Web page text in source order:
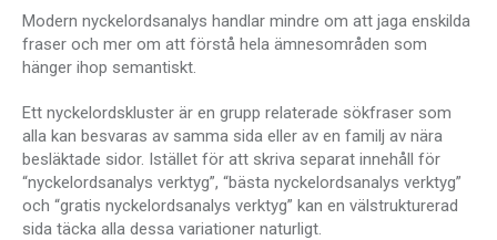
Modern nyckelordsanalys handlar mindre om att jaga enskilda
fraser och mer om att förstå hela ämnesområden som
hänger ihop semantiskt.
Ett nyckelordskluster är en grupp relaterade sökfraser som
alla kan besvaras av samma sida eller av en familj av nära
besläktade sidor. Istället för att skriva separat innehåll för
“nyckelordsanalys verktyg”, “bästa nyckelordsanalys verktyg”
och “gratis nyckelordsanalys verktyg” kan en välstrukturerad
sida täcka alla dessa variationer naturligt.